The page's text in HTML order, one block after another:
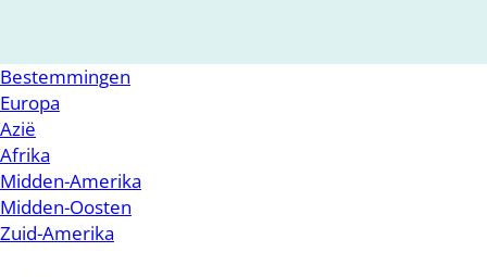
Bestemmingen
Europa
Azië
Afrika
Midden-Amerika
Midden-Oosten
Zuid-Amerika